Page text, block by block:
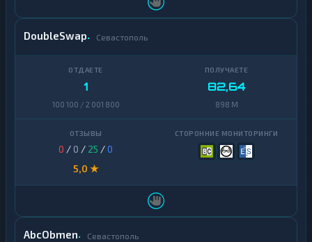
DoubleSwap Севастополь
1
100 100 / 2 001 800
82,64
898 M
0 / 0 / 25 /0
5,0 ★
AbcObmen Севастополь